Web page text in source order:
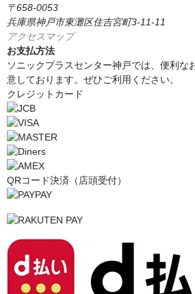
〒658-0053
兵庫県神戸市東灘区住吉宮町3-11-11
アクセスマップ
お支払方法
ソニックプラスセンター神戸では、便利な
意しております。ぜひご利用ください。
クレジットカード
QRコード決済（店頭受付）